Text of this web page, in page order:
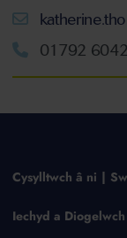
01792
Cysylltwch â ni
Iechyd a Diogelwch